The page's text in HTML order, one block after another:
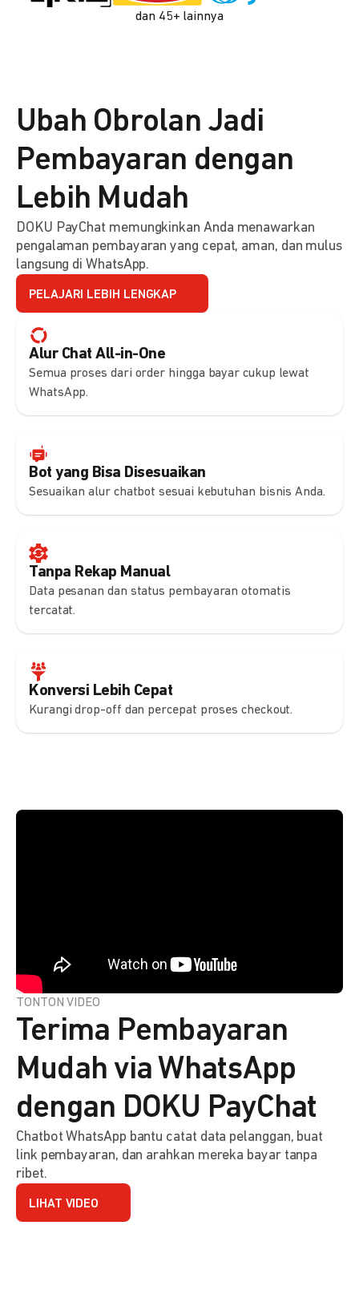
dan 45+ lainnya
Alur Chat All-in-One
Semua proses dari order hingga bayar cukup lewat
WhatsApp.
Bot yang Bisa Disesuaikan
Sesuaikan alur chatbot sesuai kebutuhan bisnis Anda.
Tanpa Rekap Manual
Data pesanan dan status pembayaran otomatis
tercatat.
Konversi Lebih Cepat
Kurangi drop-off dan percepat proses checkout.
Ubah Obrolan Jadi
Pembayaran dengan
Lebih Mudah
DOKU PayChat memungkinkan Anda menawarkan
pengalaman pembayaran yang cepat, aman, dan mulus
langsung di WhatsApp.
PELAJARI LEBIH LENGKAP
TONTON VIDEO
Terima Pembayaran
Mudah via WhatsApp
dengan DOKU PayChat
Chatbot WhatsApp bantu catat data pelanggan, buat
link pembayaran, dan arahkan mereka bayar tanpa
ribet.
LIHAT VIDEO